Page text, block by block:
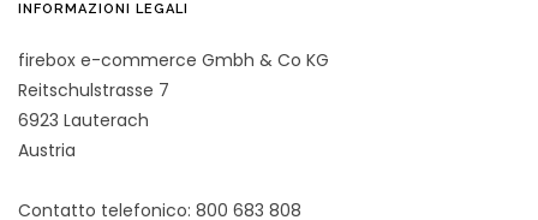
INFORMAZIONI LEGALI
firebox e-commerce Gmbh & Co KG
Reitschulstrasse 7
6923 Lauterach
Austria
Contatto telefonico: 800 683 808